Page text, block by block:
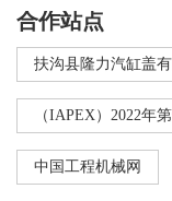
合作站点
扶沟县隆力汽缸盖
（IAPEX）2022年
中国工程机械网